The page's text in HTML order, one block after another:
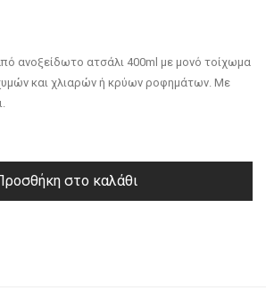
ανοξείδωτο ατσάλι 400ml με μονό τοίχωμα
και χλιαρών ή κρύων ροφημάτων. Με
στο καλάθι